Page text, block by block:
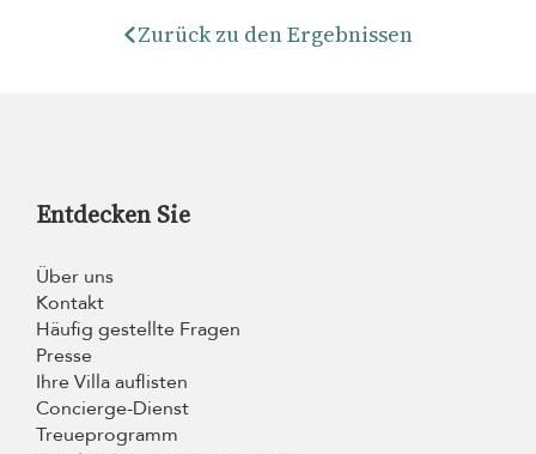
Zurück zu den Ergebnissen
Entdecken Sie
Über uns
Kontakt
Häufig gestellte Fragen
Presse
Ihre Villa auflisten
Concierge-Dienst
Treueprogramm